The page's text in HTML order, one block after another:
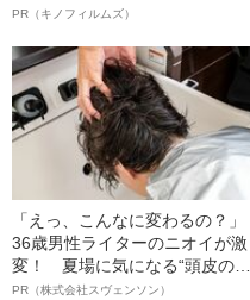
ボ》
PR（キノフィルムズ）
「えっ、こんなに変わるの？」
36歳男性ライターのニオイが激
変！ 夏場に気になる“頭皮のニ
オイ”や“ベタつき”を解消す
PR（株式会社スヴェンソン）